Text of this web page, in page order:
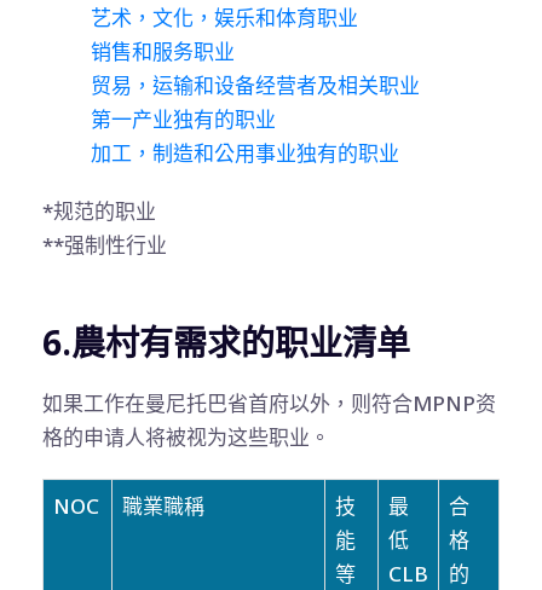
艺术，文化，娱乐和体育职业
销售和服务职业
贸易，运输和设备经营者及相关职业
第一产业独有的职业
加工，制造和公用事业独有的职业
*规范的职业
**强制性行业
6.農村有需求的职业清单
如果工作在曼尼托巴省首府以外，则符合MPNP资
格的申请人将被视为这些职业。
NOC 職業職稱
技
能
等
最
低
CLB
合
格
的